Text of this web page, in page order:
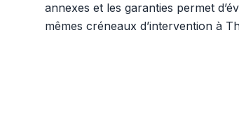
annexes et les garanties permet
mêmes créneaux d’intervention à